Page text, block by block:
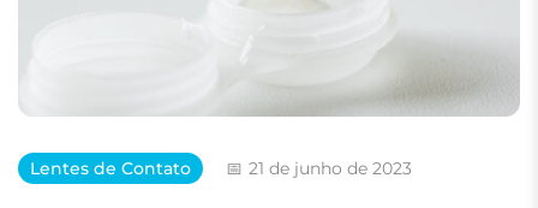
Lentes de Contato 21 de junho de 2023